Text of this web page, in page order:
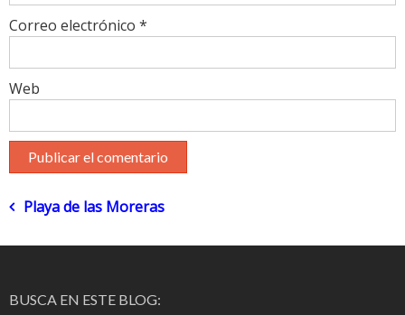
Correo electrónico *
Web
Navegación
de
Playa de las Moreras
BUSCA EN ESTE BLOG: